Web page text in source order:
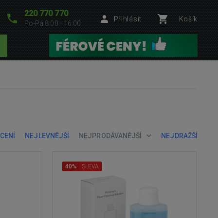
220 770 770
Po-Pá 8:00—16:00
Přihlásit Košík
NEJLEVNĚJŠÍ NEJPRODÁVANĚJŠÍ NEJDRAŽŠÍ
40% SLEVA